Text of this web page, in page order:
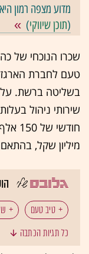
מדוע מצפה רמון
(תוכן שיווקי)
שכרו הנוכחי של
טעם לחברת
בשליטה ברשת.
מיליון שקל,
טיב טעם
כל תגיות הכתבה